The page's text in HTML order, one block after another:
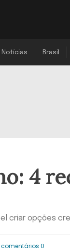
Notícias Brasil
4
criar opções
comentários 0